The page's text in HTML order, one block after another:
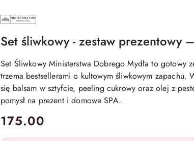
MINISTERSTWO
DOBREGO
Set śliwkowy - zestaw prezentowy
Set Śliwkowy Ministerstwa Dobrego Mydła to gotowy
trzema bestsellerami o kultowym śliwkowym zapachu.
się balsam w sztyfcie, peeling cukrowy oraz olej z
pomysł na prezent i domowe SPA.
cena:
175.00